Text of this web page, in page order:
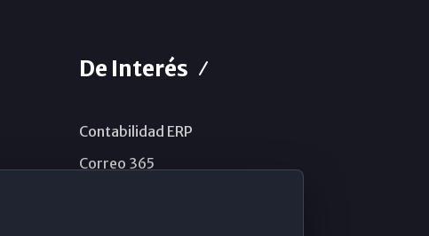
De Interés
Contabilidad ERP
Correo 365